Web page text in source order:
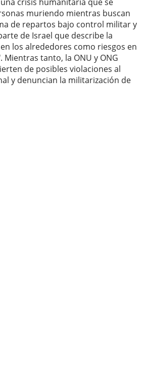
muriendo mientras buscan
de repartos bajo control militar y
de Israel que describe la
los alrededores como riesgos en
Mientras tanto, la ONU y ONG
de posibles violaciones al
y denuncian la militarización de